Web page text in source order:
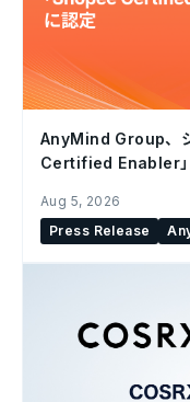
AnyMind Group、
Certified Enabler
Aug 5, 2026
Press Release